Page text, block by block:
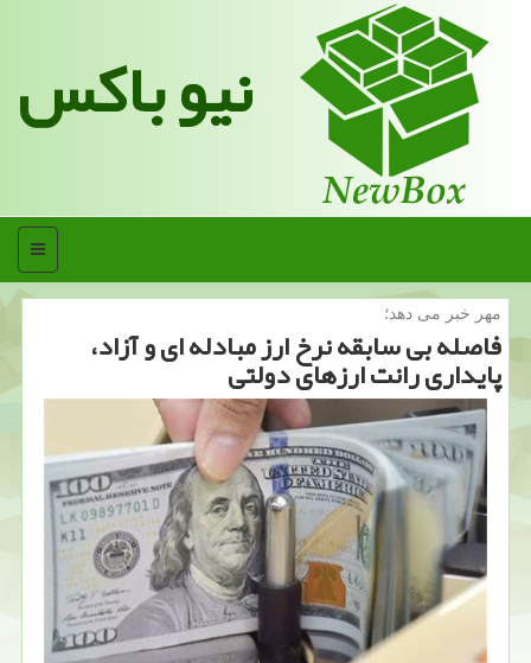
نیو باکس
منو
مهر خبر می دهد؛
فاصله بی سابقه نرخ ارز مبادله ای و آزاد،
پایداری رانت ارزهای دولتی